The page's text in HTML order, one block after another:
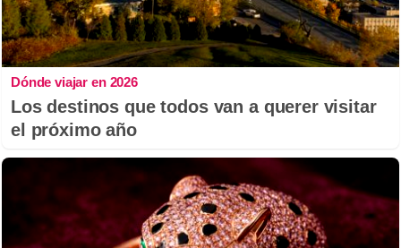
Dónde viajar en 2026
Los destinos que todos van a querer visitar
el próximo año